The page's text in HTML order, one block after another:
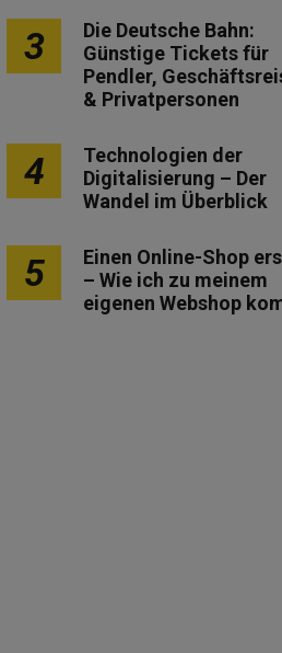
3
Die Deutsche Bahn:
Günstige Tickets für
Pendler,
& Privatpersonen
4
Technologien der
Digitalisierung – Der
Wandel im Überblick
5
Einen Online-Shop
– Wie ich zu meinem
eigenen Webshop